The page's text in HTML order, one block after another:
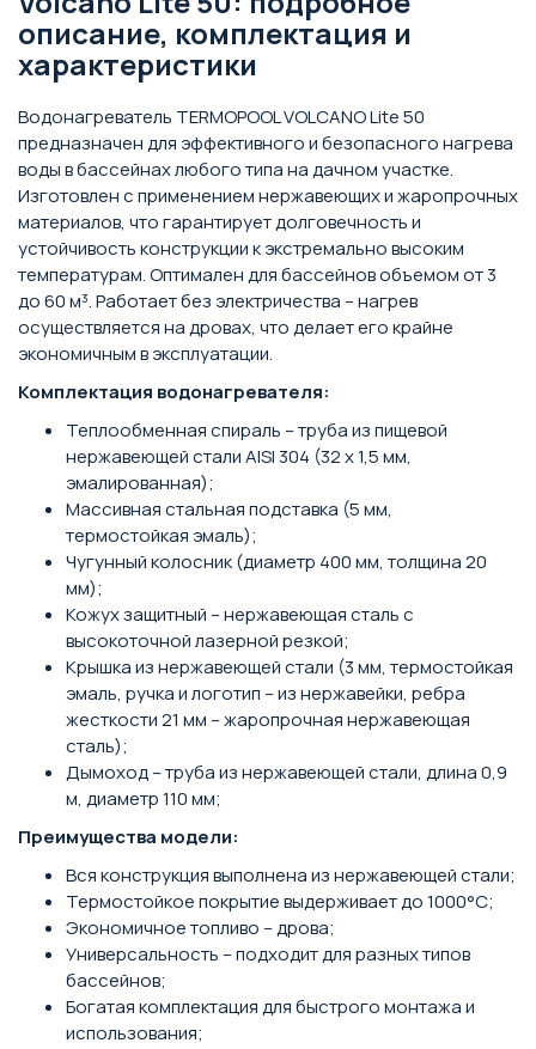
описание, комплектация и
характеристики
Водонагреватель TERMOPOOL VOLCANO Lite 50
предназначен для эффективного и безопасного нагрева
воды в бассейнах любого типа на дачном участке.
Изготовлен с применением нержавеющих и жаропрочных
материалов, что гарантирует долговечность и
устойчивость конструкции к экстремально высоким
температурам. Оптимален для бассейнов объемом от 3
до 60 м³. Работает без электричества – нагрев
осуществляется на дровах, что делает его крайне
экономичным в эксплуатации.
Комплектация водонагревателя:
Теплообменная спираль – труба из пищевой
нержавеющей стали AISI 304 (32 х 1,5 мм,
эмалированная);
Массивная стальная подставка (5 мм,
термостойкая эмаль);
Чугунный колосник (диаметр 400 мм, толщина 20
мм);
Кожух защитный – нержавеющая сталь с
высокоточной лазерной резкой;
Крышка из нержавеющей стали (3 мм, термостойкая
эмаль, ручка и логотип – из нержавейки, ребра
жесткости 21 мм – жаропрочная нержавеющая
сталь);
Дымоход – труба из нержавеющей стали, длина 0,9
м, диаметр 110 мм;
Преимущества модели:
Вся конструкция выполнена из нержавеющей стали;
Термостойкое покрытие выдерживает до 1000°С;
Экономичное топливо – дрова;
Универсальность – подходит для разных типов
бассейнов;
Богатая комплектация для быстрого монтажа и
использования;